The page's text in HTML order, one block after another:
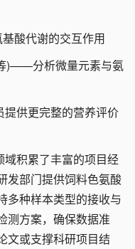
酸代谢的交互作用
)——分析微量元素与氨
供更完整的营养评价
积累了丰富的项目经
发部门提供饲料色氨酸
多种样本类型的接收与
测方案，确保数据准
文或支撑科研项目结